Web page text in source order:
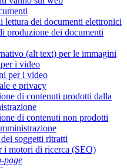
lettura dei documenti elettronici
produzione dei documenti
(alt text) per le immagini
i video
per i video
e privacy
di contenuti prodotti dalla
di contenuti non prodotti
soggetti ritratti
i motori di ricerca (SEO)
page